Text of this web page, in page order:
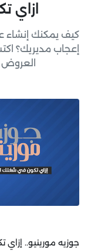
ازاي
كيف يمكنك إنشاء
إعجاب مديريك؟
العروض
جوزيه مورينيو..